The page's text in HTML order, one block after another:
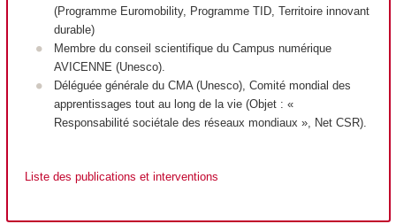
(Programme Euromobility, Programme TID, Territoire innovant
durable)
Membre du conseil scientifique du Campus numérique
AVICENNE (Unesco).
Déléguée générale du CMA (Unesco), Comité mondial des
apprentissages tout au long de la vie (Objet : «
Responsabilité sociétale des réseaux mondiaux », Net CSR).
Liste des publications et interventions